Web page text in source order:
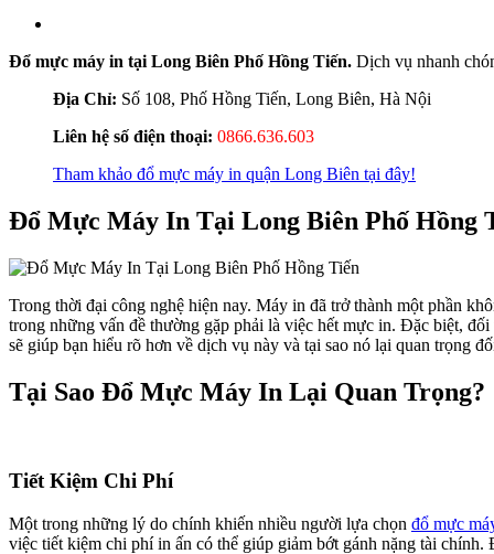
Đổ mực máy in tại Long Biên Phố Hồng Tiến. Dịch vụ nhanh
Địa Chỉ: Số 108, Phố Hồng Tiến, Long Biên, Hà Nội
Liên hệ số điện thoại: 0866.636.603
Tham khảo đổ mực máy in quận Long Biên tại đây!
Đổ Mực Máy In Tại Long Biên Phố Hồng
Trong thời đại công nghệ hiện nay. Máy in đã trở thành một phần
trong những vấn đề thường gặp phải là việc hết mực in. Đặc biệt,
sẽ giúp bạn hiểu rõ hơn về dịch vụ này và tại sao nó lại quan trọng
Tại Sao Đổ Mực Máy In Lại Quan Trọng?
Tiết Kiệm Chi Phí
Một trong những lý do chính khiến nhiều người lựa chọn đổ mực
việc tiết kiệm chi phí in ấn có thể giúp giảm bớt gánh nặng tài